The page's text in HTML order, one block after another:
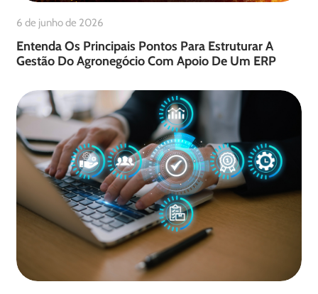
6 de junho de 2026
Entenda Os Principais Pontos Para Estruturar A
Gestão Do Agronegócio Com Apoio De Um ERP